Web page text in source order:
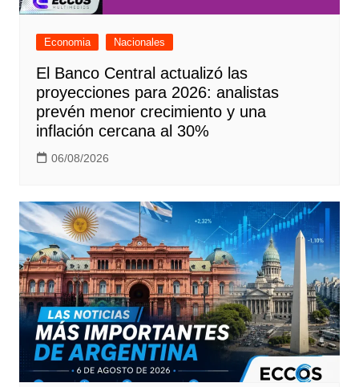
Economia Nacionales
El Banco Central actualizó las
proyecciones para 2026: analistas
prevén menor crecimiento y una
inflación cercana al 30%
06/08/2026